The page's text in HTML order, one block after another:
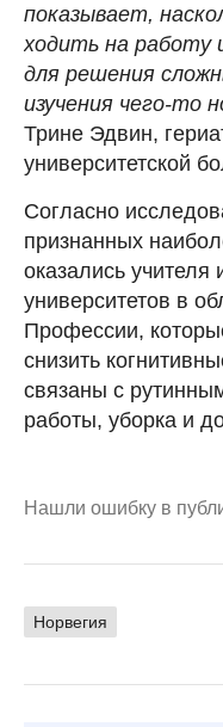
показывает,
ходить на работу
для решения
изучения чего-то
Трине Эдвин,
университетской
Согласно
признанных
оказались учителя
университетов в
Профессии,
снизить
связаны с
работы, уборка и
Нашли ошибку в
Норвегия